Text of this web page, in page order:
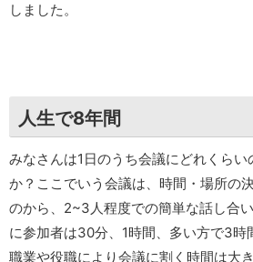
しました。
人生で8年間
みなさんは1日のうち会議にどれくら
か？ここでいう会議は、時間・場所の
のから、2~3人程度での簡単な話し合
に参加者は30分、1時間、多い方で3時
職業や役職により会議に割く時間は大